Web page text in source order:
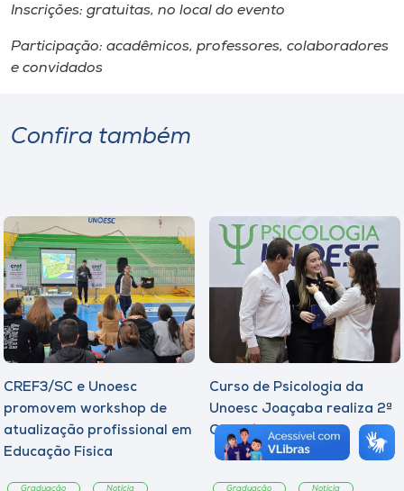
Inscrições: gratuitas, no local do evento
Participação: acadêmicos, professores, colaboradores
e convidados
Confira também
CREF3/SC e Unoesc
promovem workshop de
atualização profissional em
Educação Física
Graduação Notícia
Curso de Psicologia da
Unoesc Joaçaba realiza 2ª
Cerimônia do Botton
Graduação Notícia